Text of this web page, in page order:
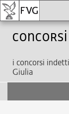
Concorsi
i concorsi
Giulia